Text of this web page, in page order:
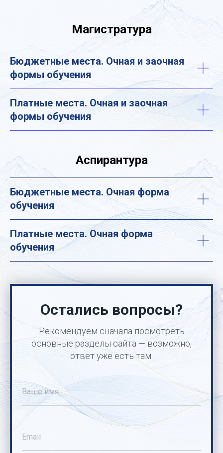
Магистратура
Бюджетные места. Очная и заочная
формы обучения
Платные места. Очная и заочная
формы обучения
Аспирантура
Бюджетные места. Очная форма
обучения
Платные места. Очная форма
обучения
Остались вопросы?
Рекомендуем сначала посмотреть
основные разделы сайта — возможно,
ответ уже есть там.